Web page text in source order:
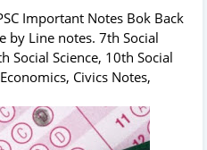
Important Notes Bok Back
by Line notes. 7th Social
Social Science, 10th Social
Civics Notes,